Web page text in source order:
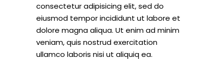
consectetur adipisicing elit, sed do
eiusmod tempor incididunt ut labore et
dolore magna aliqua. Ut enim ad minim
veniam, quis nostrud exercitation
ullamco laboris nisi ut aliquiq ea.